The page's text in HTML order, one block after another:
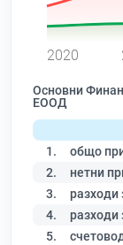
2020
Основни
ЕООД
1. общо
2. нетни
3. разходи
4. разходи
5.